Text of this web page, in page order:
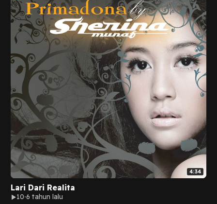
4:34
Lari Dari Realita
10 6 tahun lalu